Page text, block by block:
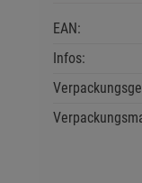
EAN:
Infos: